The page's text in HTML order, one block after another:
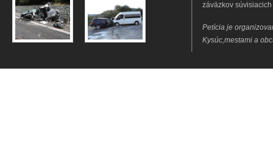
záväzkov
Petícia je
Kysúc,mestami a